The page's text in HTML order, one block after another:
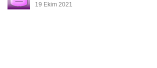
19 Ekim 2021